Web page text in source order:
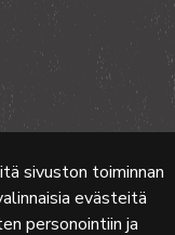
sivuston toiminnan
evästeitä
personointiin ja